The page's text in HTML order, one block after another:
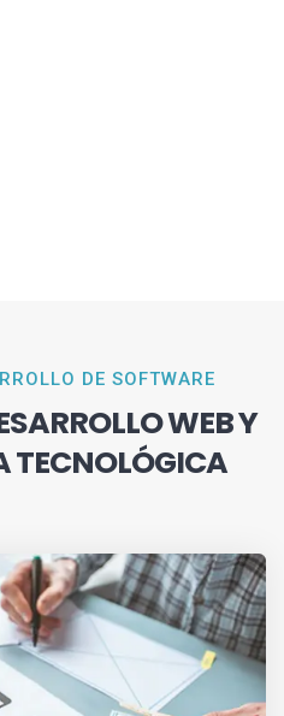
DE SOFTWARE
WEB Y
TECNOLÓGICA